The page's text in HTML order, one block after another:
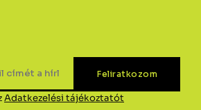
Adatkezelési tájékoztatót